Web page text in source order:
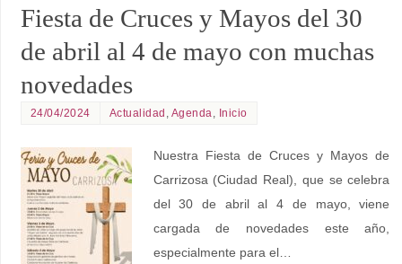
Fiesta de Cruces y Mayos del 30
de abril al 4 de mayo con muchas
novedades
24/04/2024 Actualidad , Agenda, Inicio
Nuestra Fiesta de Cruces y Mayos de
Carrizosa (Ciudad Real), que se celebra
del 30 de abril al 4 de mayo, viene
cargada de novedades este año,
especialmente para el…